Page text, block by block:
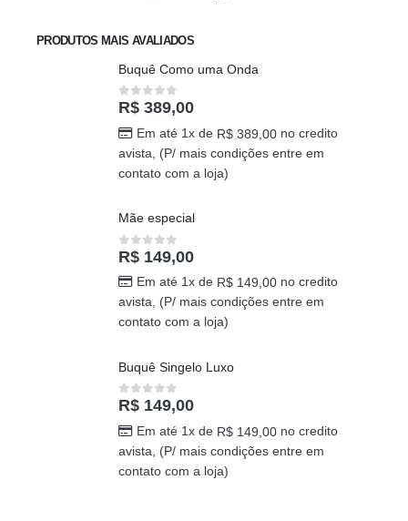
PRODUTOS MAIS AVALIADOS
Buquê Como uma Onda
0out of 5
R$ 389,00
Em até 1x de R$389,00no credito
avista, (P/ mais condições entre em
contato com a loja)
Mãe especial
0out of 5
R$ 149,00
Em até 1x de R$149,00no credito
avista, (P/ mais condições entre em
contato com a loja)
Buquê Singelo Luxo
0out of 5
R$ 149,00
Em até 1x de R$149,00no credito
avista, (P/ mais condições entre em
contato com a loja)